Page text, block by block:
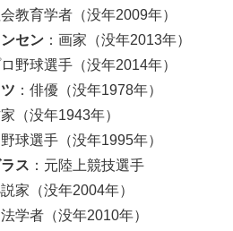
会教育学者（没年2009年）
セン ：画家（没年2013年）
ロ野球選手（没年2014年）
：俳優（没年1978年）
家（没年1943年）
野球選手（没年1995年）
ス ：元陸上競技選手
説家（没年2004年）
法学者（没年2010年）